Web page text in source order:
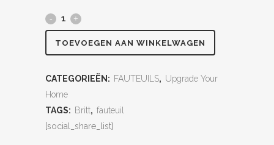
TOEVOEGEN AAN WINKELWAGEN
CATEGORIEËN: FAUTEUILS, Upgrade Your
Home
TAGS: Britt, fauteuil
[social_share_list]